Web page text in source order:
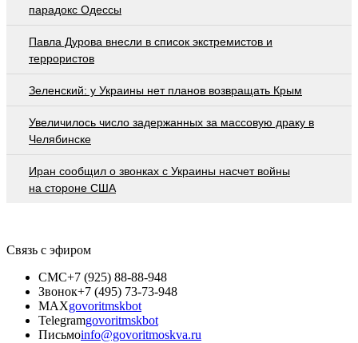
парадокс Одессы
Павла Дурова внесли в список экстремистов и
террористов
Зеленский: у Украины нет планов возвращать Крым
Увеличилось число задержанных за массовую драку в
Челябинске
Иран сообщил о звонках с Украины насчет войны
на стороне США
Связь с эфиром
СМС+7 (925) 88-88-948
Звонок+7 (495) 73-73-948
MAXgovoritmskbot
Telegramgovoritmskbot
Письмоinfo@govoritmoskva.ru